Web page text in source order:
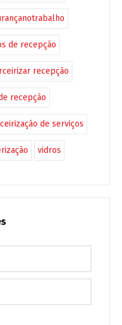
de recepção
recepção
recepção
de serviços
vidros